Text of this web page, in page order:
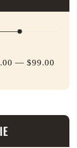
— $99.00